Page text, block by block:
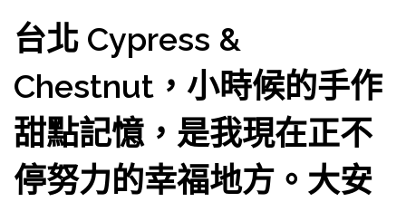
台北 Cypress &
Chestnut，小時候的手作
甜點記憶，是我現在正不
停努力的幸福地方。大安